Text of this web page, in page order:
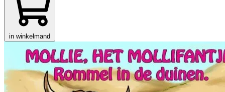
in winkelmand